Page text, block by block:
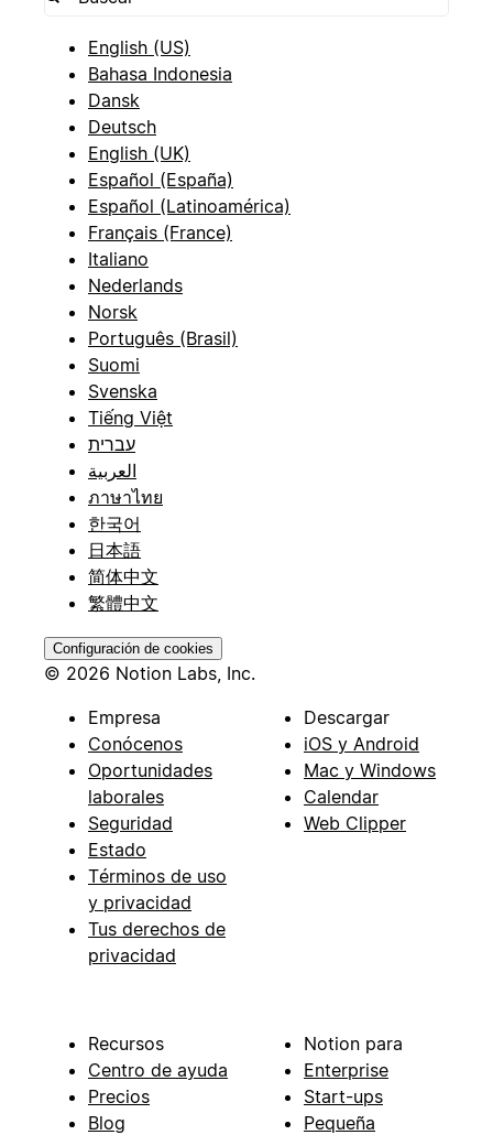
English (US)
Bahasa Indonesia
Dansk
Deutsch
English (UK)
Español (España)
Español (Latinoamérica)
Français (France)
Italiano
Nederlands
Norsk
Português (Brasil)
Suomi
Svenska
Tiếng Việt
עברית
العربية
ภาษาไทย
한국어
日本語
简体中文
繁體中文
Configuración de cookies
© 2026 Notion Labs, Inc.
Empresa
Conócenos
Oportunidades
laborales
Seguridad
Estado
Términos de uso
y privacidad
Tus derechos de
privacidad
Descargar
iOS y Android
Mac y Windows
Calendar
Web Clipper
Recursos
Centro de ayuda
Precios
Blog
Notion para
Enterprise
Start-ups
Pequeña